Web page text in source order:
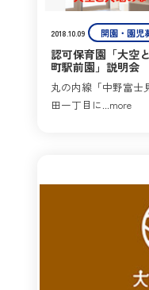
2018.10.09 開園・園児
認可保育園「大空
町駅前園」説明会
丸の内線「中野富士
田一丁目に...more